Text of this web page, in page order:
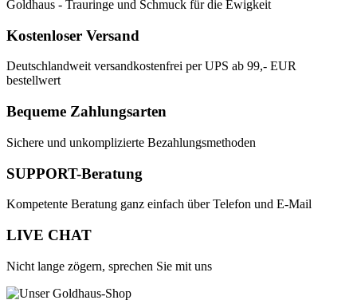
Goldhaus - Trauringe und Schmuck für die Ewigkeit
Kostenloser Versand
Deutschlandweit versandkostenfrei per UPS ab 99,- EUR
bestellwert
Bequeme Zahlungsarten
Sichere und unkomplizierte Bezahlungsmethoden
SUPPORT-Beratung
Kompetente Beratung ganz einfach über Telefon und E-Mail
LIVE CHAT
Nicht lange zögern, sprechen Sie mit uns